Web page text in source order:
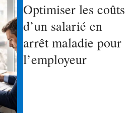
Optimiser les coûts
d’un salarié en
arrêt maladie pour
l’employeur